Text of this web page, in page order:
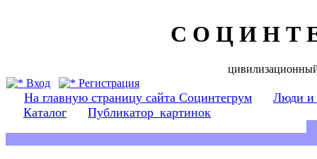
С О Ц И Н Т
Вход
Регистрация
На главную страницу сайта Социнтегрум
Люди и
Каталог
Публикатор_картинок